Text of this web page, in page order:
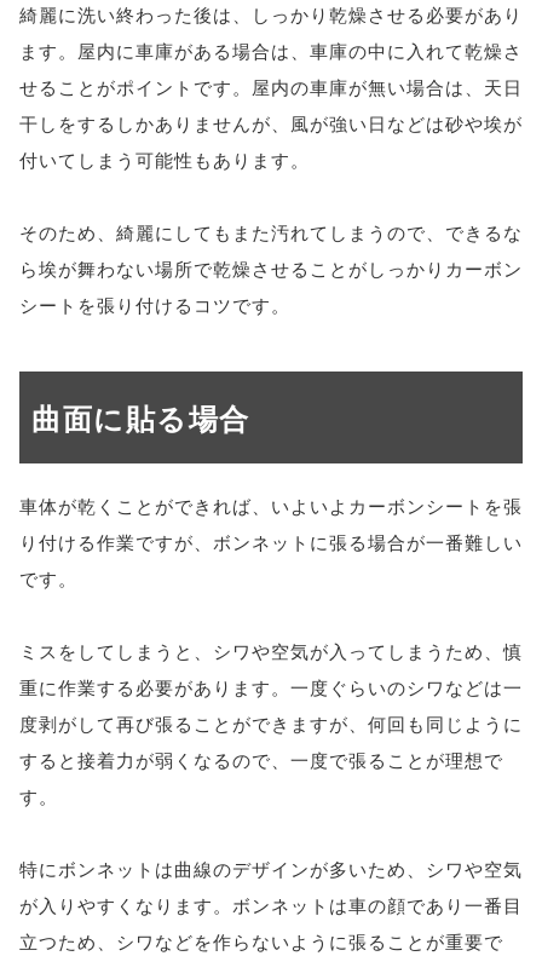
綺麗に洗い終わった後は、しっかり乾燥させる必要があり
ます。屋内に車庫がある場合は、車庫の中に入れて乾燥さ
せることがポイントです。屋内の車庫が無い場合は、天日
干しをするしかありませんが、風が強い日などは砂や埃が
付いてしまう可能性もあります。
そのため、綺麗にしてもまた汚れてしまうので、できるな
ら埃が舞わない場所で乾燥させることがしっかりカーボン
シートを張り付けるコツです。
曲面に貼る場合
車体が乾くことができれば、いよいよカーボンシートを張
り付ける作業ですが、ボンネットに張る場合が一番難しい
です。
ミスをしてしまうと、シワや空気が入ってしまうため、慎
重に作業する必要があります。一度ぐらいのシワなどは一
度剥がして再び張ることができますが、何回も同じように
すると接着力が弱くなるので、一度で張ることが理想で
す。
特にボンネットは曲線のデザインが多いため、シワや空気
が入りやすくなります。ボンネットは車の顔であり一番目
立つため、シワなどを作らないように張ることが重要で